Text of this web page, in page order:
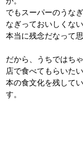
でもスーパーのうな
なぎっておいしくな
本当に残念だなって思
だから、うちではち
店で食べてもらいた
本の食文化を残して
す。